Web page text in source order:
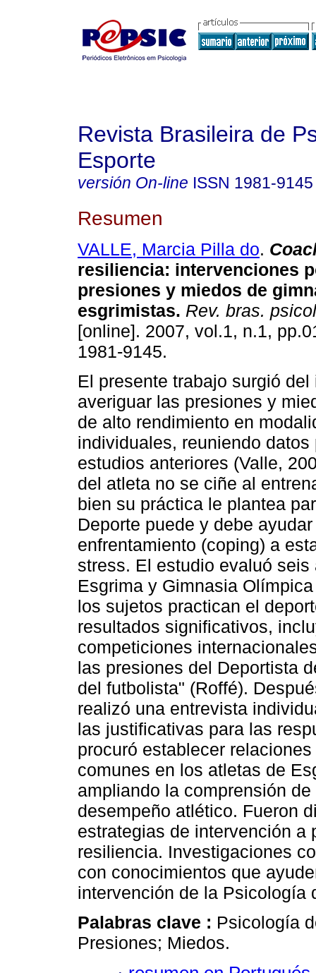
Revista Brasileira de
Esporte
versión On-line ISSN 1981-9145
Resumen
VALLE, Marcia Pilla do.
resiliencia: intervenciones
presiones y miedos de
esgrimistas. Rev. bras.
[online]. 2007, vol.1, n.1,
1981-9145.
El presente trabajo surgió del
averiguar las presiones y
de alto rendimiento en
individuales, reuniendo
estudios anteriores (Valle,
del atleta no se ciñe al
bien su práctica le plantea
Deporte puede y debe
enfrentamiento (coping) a
stress. El estudio evaluó
Esgrima y Gimnasia
los sujetos practican el
resultados significativos,
competiciones
las presiones del Deportista
del futbolista" (Roffé).
realizó una entrevista
las justificativas para las
procuró establecer
comunes en los atletas de
ampliando la comprensión
desempeño atlético. Fueron
estrategias de intervención a
resiliencia. Investigaciones
con conocimientos que
intervención de la Psicología
Palabras clave : Psicología
Presiones; Miedos.